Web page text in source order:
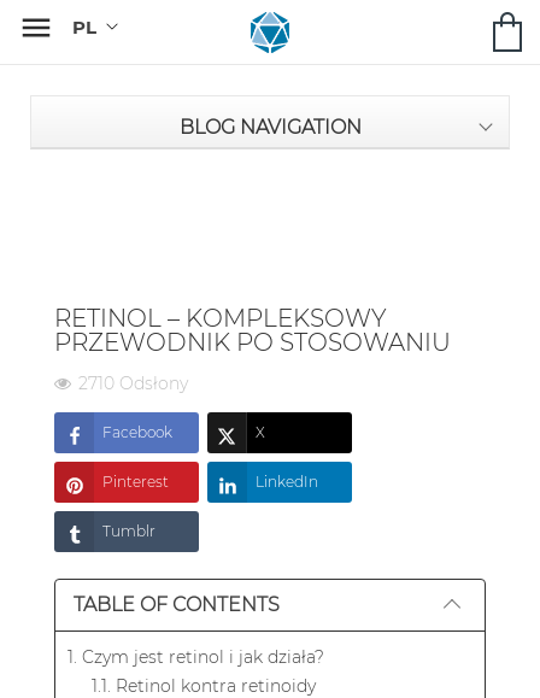

BLOG NAVIGATION
RETINOL – KOMPLEKSOWY
PRZEWODNIK PO STOSOWANIU
2710 Odsłony
Facebook X
Pinterest LinkedIn
Tumblr
TABLE OF CONTENTS
1. Czym jest retinol i jak działa?
1.1. Retinol kontra retinoidy